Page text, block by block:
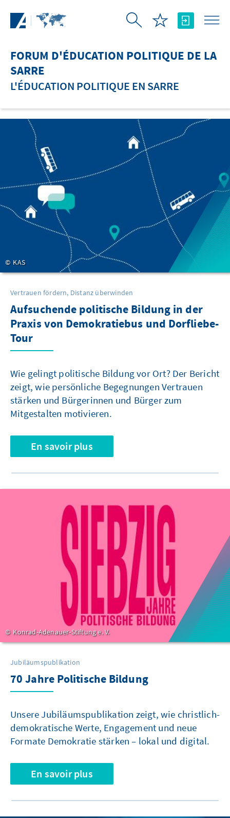
FORUM D'ÉDUCATION POLITIQUE DE LA
SARRE
L'ÉDUCATION POLITIQUE EN SARRE
KAS
Vertrauen fördern, Distanz überwinden
Aufsuchende politische Bildung in der
Praxis von Demokratiebus und Dorfliebe-
Tour
Wie gelingt politische Bildung vor Ort? Der Bericht
zeigt, wie persönliche Begegnungen Vertrauen
stärken und Bürgerinnen und Bürger zum
Mitgestalten motivieren.
En savoir plus
Konrad-Adenauer-Stiftung e. V.
Jubiläumspublikation
70 Jahre Politische Bildung
Unsere Jubiläumspublikation zeigt, wie christlich-
demokratische Werte, Engagement und neue
Formate Demokratie stärken – lokal und digital.
En savoir plus